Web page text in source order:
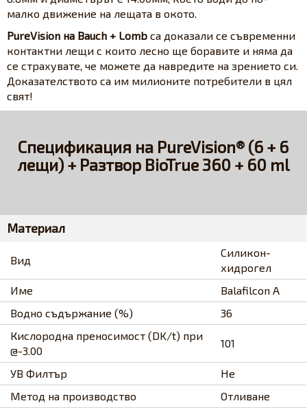
малко движение на лещата в окото.
PureVision на Bauch + Lomb са доказали се съвременни
контактни лещи с които лесно ще боравите и няма да
се страхувате, че можете да навредите на зрението си.
Доказателството са им милионите потребители в цял
свят!
Спецификация на PureVision® (6 + 6
лещи) + Разтвор BioTrue 360 + 60 ml
Материал
Вид
Силикон-
хидрогел
Име
Balafilcon A
Водно съдържание (%)
36
Кислородна преносимост (DK/t) при
@-3.00
101
УВ Филтър
Не
Метод на производство
Отливане